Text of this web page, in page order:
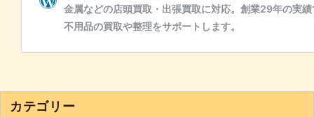
カテゴリー